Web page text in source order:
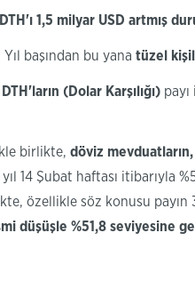
DTH'ı 1,5 milyar USD artmış
başından bu yana tüzel
DTH'ların (Dolar Karşılığı) payı
birlikte, döviz
14 Şubat haftası itibarıyla
özellikle söz konusu payın
düşüşle %51,8 seviyesine